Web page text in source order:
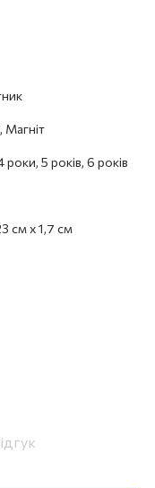
Магніт
роки, 5 років, 6 років
см х 1,7 см